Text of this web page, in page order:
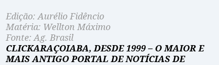
Edição: Aurélio Fidêncio
Matéria: Wellton Máximo
Fonte: Ag. Brasil
CLICKARAÇOIABA, DESDE 1999 – O MAIOR E
MAIS ANTIGO PORTAL DE NOTÍCIAS DE